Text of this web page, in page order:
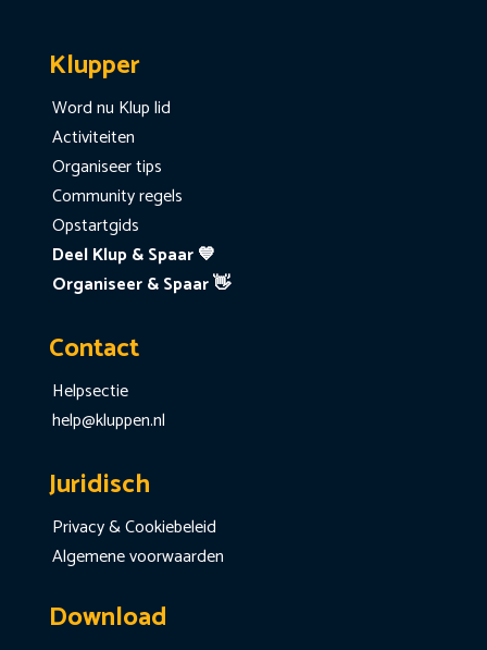
Klupper
Word nu Klup lid
Activiteiten
Organiseer tips
Community regels
Opstartgids
Deel Klup & Spaar 💙
Organiseer & Spaar 👋
Contact
Helpsectie
help@kluppen.nl
Juridisch
Privacy & Cookiebeleid
Algemene voorwaarden
Download